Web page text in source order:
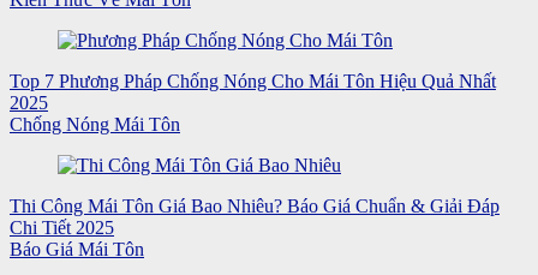
Top 7 Phương Pháp Chống Nóng Cho Mái Tôn Hiệu Quả Nhất
2025
Chống Nóng Mái Tôn
Thi Công Mái Tôn Giá Bao Nhiêu? Báo Giá Chuẩn & Giải Đáp
Chi Tiết 2025
Báo Giá Mái Tôn